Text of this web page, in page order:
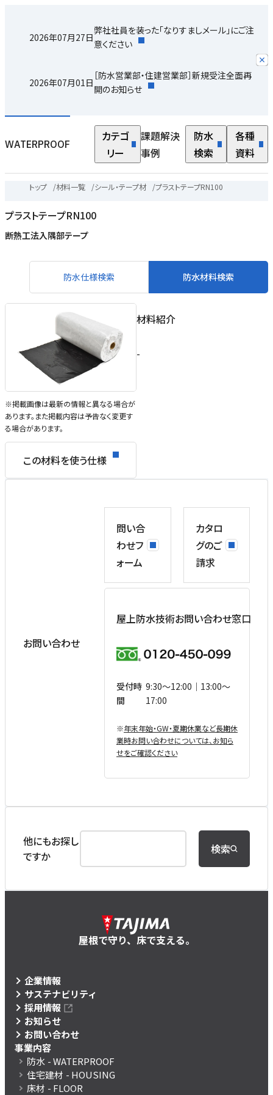
2026年07月27日
弊社社員を装った「なりすましメール」にご注
意ください
2026年07月01日
［防水営業部・住建営業部］新規受注全面再
開のお知らせ
WATERPROOF
カテゴ
リー
課題解決
事例
防水
検索
各種
資料
トップ /材料一覧 /シール・テープ材 /プラストテープRN100
プラストテープRN100
断熱工法入隅部テープ
防水仕様検索 防水材料検索
※掲載画像は最新の情報と異なる場合が
あります。また掲載内容は予告なく変更す
る場合があります。
この材料を使う仕様
材料紹介
-
お問い合わせ
問い合
わせフ
ォーム
カタロ
グのご
請求
屋上防水技術お問い合わせ窓口
受付時
間
9:30〜12:00｜13:00〜
17:00
※年末年始・GW・夏期休業など⻑期休
業時お問い合わせについては、お知ら
せをご確認ください
他にもお探し
ですか
検索
屋根で守り、床で支える。
企業情報
サステナビリティ
採用情報
お知らせ
お問い合わせ
事業内容
防水 - WATERPROOF
住宅建材 - HOUSING
床材 - FLOOR